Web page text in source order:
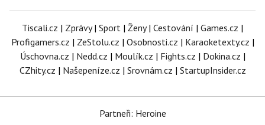
Tiscali.cz | Zprávy| Sport | Ženy| Cestování | Games.cz |
Profigamers.cz | ZeStolu.cz | Osobnosti.cz | Karaoketexty.cz |
Úschovna.cz | Nedd.cz | Moulík.cz | Fights.cz | Dokina.cz |
CZhity.cz | Našepeníze.cz | Srovnám.cz | StartupInsider.cz
Partneři: Heroine